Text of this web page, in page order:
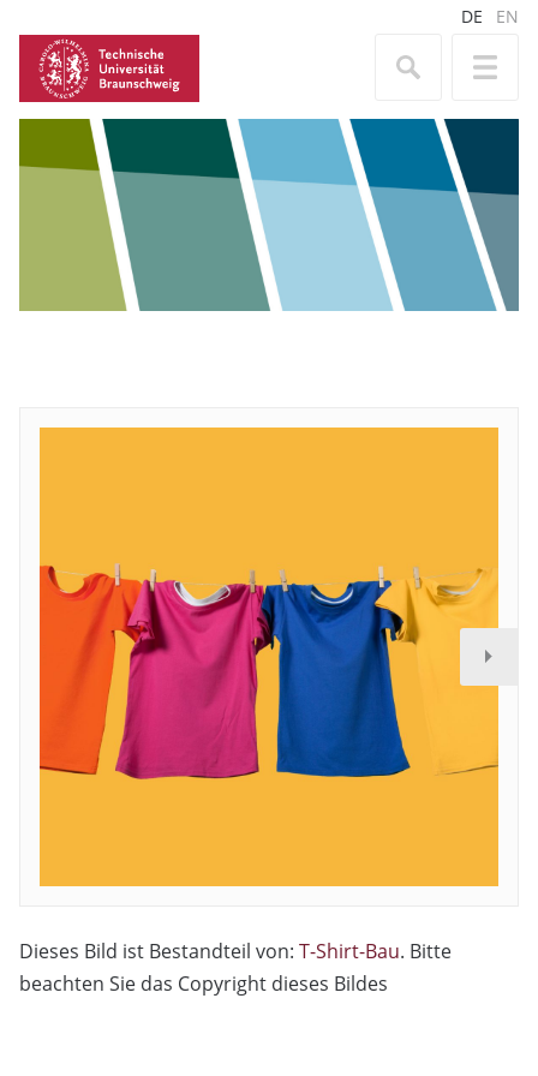
DE EN
Dieses Bild ist Bestandteil von: T-Shirt-Bau. Bitte
beachten Sie das Copyright dieses Bildes